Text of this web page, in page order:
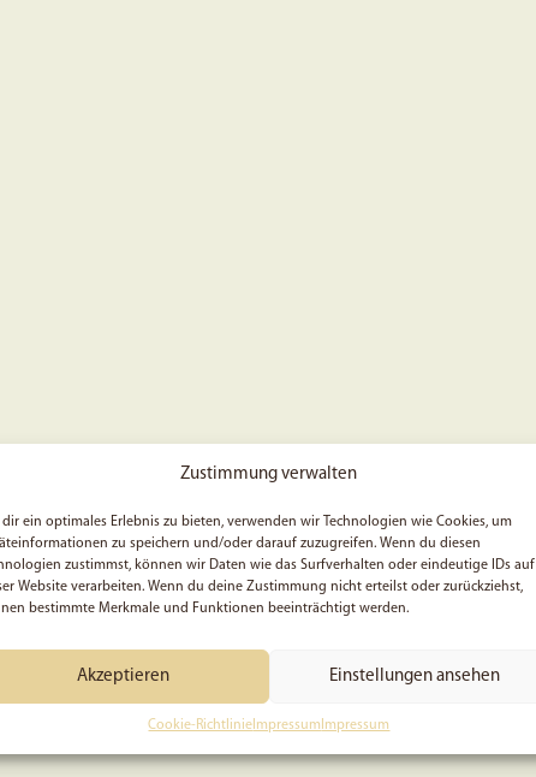
Zustimmung verwalten
dir ein optimales Erlebnis zu bieten, verwenden wir Technologien wie Cookies, um
zu speichern und/oder darauf zuzugreifen. Wenn du diesen
zustimmst, können wir Daten wie das Surfverhalten oder eindeutige IDs auf
Website verarbeiten. Wenn du deine Zustimmung nicht erteilst oder zurückziehst,
bestimmte Merkmale und Funktionen beeinträchtigt werden.
Akzeptieren Einstellungen ansehen
Cookie-Richtlinie Impressum Impressum